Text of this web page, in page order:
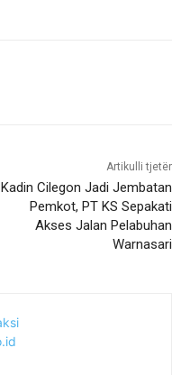
Artikulli tjetër
Kadin Cilegon Jadi Jembatan
Pemkot, PT KS Sepakati
Akses Jalan Pelabuhan
Warnasari